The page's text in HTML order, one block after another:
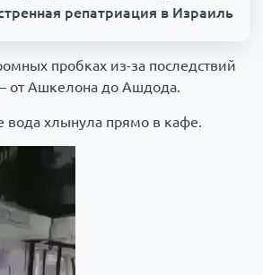
репатриация в Израиль
пробках из-за последствий
от Ашкелона до Ашдода.
хлынула прямо в кафе.